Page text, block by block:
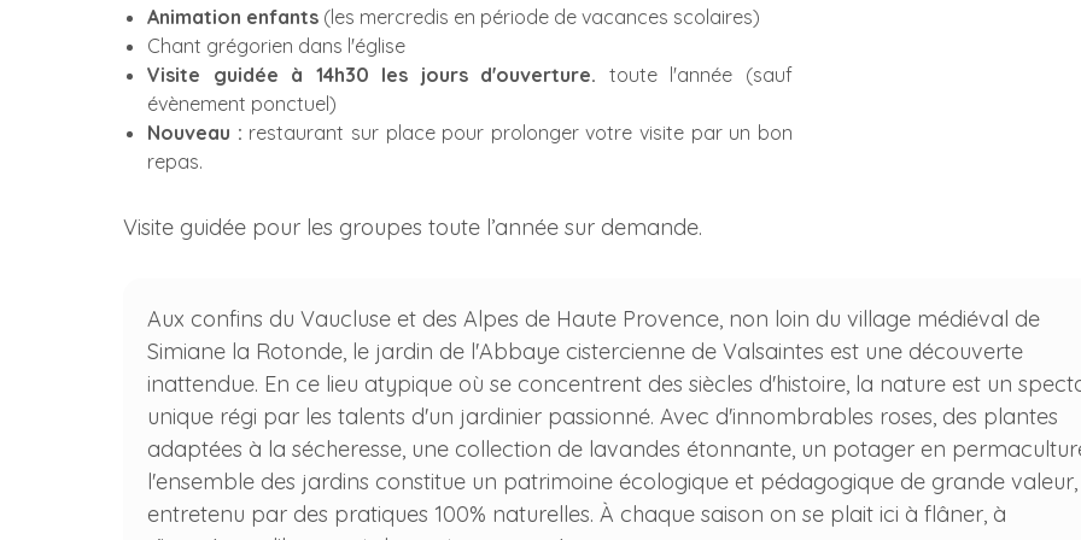
Animation enfants (les mercredis en période de vacances scolaires)
Chant grégorien dans l'église
Visite guidée à 14h30 les jours d'ouverture. toute l'année (sauf
évènement ponctuel)
Nouveau : restaurant sur place pour prolonger votre visite par un bon
repas.
Visite guidée pour les groupes toute l’année sur demande.
Aux confins du Vaucluse et des Alpes de Haute Provence, non loin du village médiéval de
Simiane la Rotonde, le jardin de l'Abbaye cistercienne de Valsaintes est une découverte
inattendue. En ce lieu atypique où se concentrent des siècles d'histoire, la nature est un
unique régi par les talents d'un jardinier passionné. Avec d'innombrables roses, des plantes
adaptées à la sécheresse, une collection de lavandes étonnante, un potager en
l'ensemble des jardins constitue un patrimoine écologique et pédagogique de grande valeur,
entretenu par des pratiques 100% naturelles. À chaque saison on se plait ici à flâner, à